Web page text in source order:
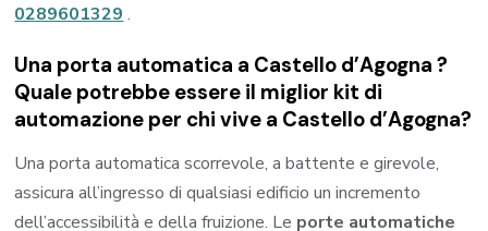
0289601329.
Una porta automatica a Castello d’Agogna ?
Quale potrebbe essere il miglior kit di
automazione per chi vive a Castello d’Agogna?
Una porta automatica scorrevole, a battente e girevole,
assicura all’ingresso di qualsiasi edificio un incremento
dell’accessibilità e della fruizione. Le porte automatiche